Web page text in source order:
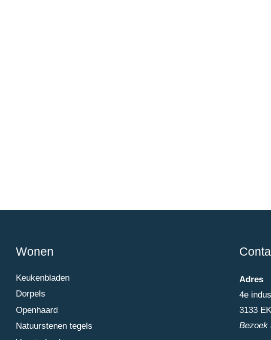
Wonen
Keukenbladen
Dorpels
Openhaard
Natuurstenen tegels
Adres
4e
3133
Bezoek